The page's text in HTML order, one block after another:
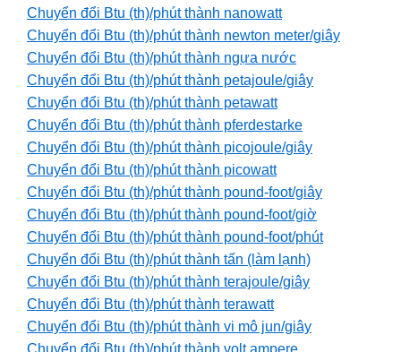
Chuyển đổi Btu (th)/phút thành nanowatt
Chuyển đổi Btu (th)/phút thành newton meter/giây
Chuyển đổi Btu (th)/phút thành ngựa nước
Chuyển đổi Btu (th)/phút thành petajoule/giây
Chuyển đổi Btu (th)/phút thành petawatt
Chuyển đổi Btu (th)/phút thành pferdestarke
Chuyển đổi Btu (th)/phút thành picojoule/giây
Chuyển đổi Btu (th)/phút thành picowatt
Chuyển đổi Btu (th)/phút thành pound-foot/giây
Chuyển đổi Btu (th)/phút thành pound-foot/giờ
Chuyển đổi Btu (th)/phút thành pound-foot/phút
Chuyển đổi Btu (th)/phút thành tấn (làm lạnh)
Chuyển đổi Btu (th)/phút thành terajoule/giây
Chuyển đổi Btu (th)/phút thành terawatt
Chuyển đổi Btu (th)/phút thành vi mô jun/giây